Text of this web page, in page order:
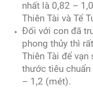
nhất là 0,82 –
Thiên Tài và Tể
Đối với con đã
phong thủy thì
Thiên Tài để
thước tiêu
– 1,2 (mét).